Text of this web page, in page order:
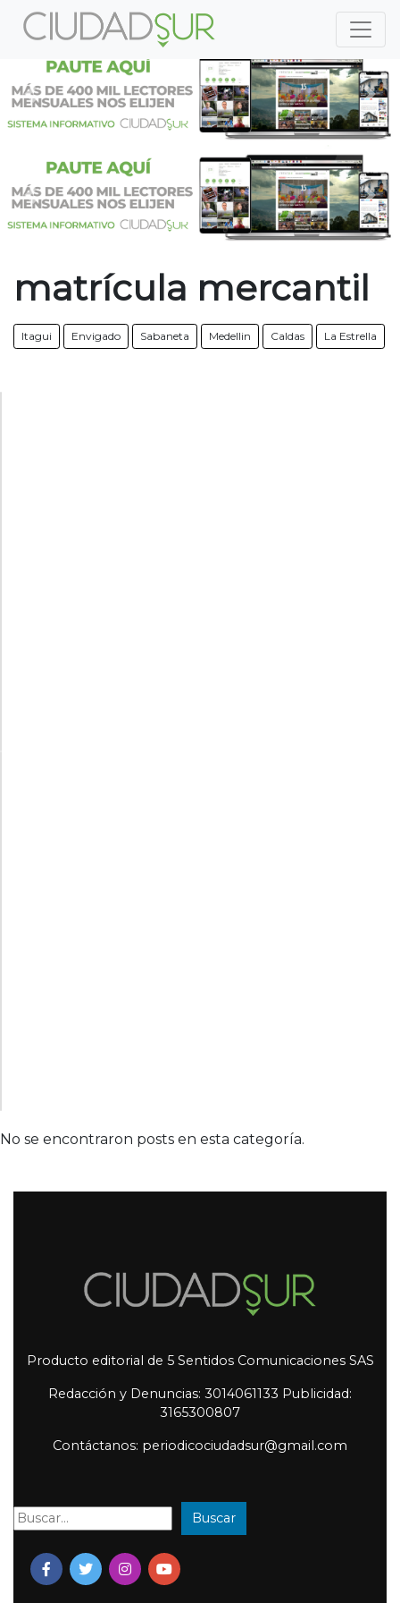
Previous
Previous
matrícula mercantil
Itagui Envigado Sabaneta Medellin Caldas La Estrella
No se encontraron posts en esta categoría.
Producto editorial de 5 Sentidos Comunicaciones SAS
Redacción y Denuncias: 3014061133 Publicidad:
3165300807
Contáctanos: periodicociudadsur@gmail.com
Buscar: Buscar